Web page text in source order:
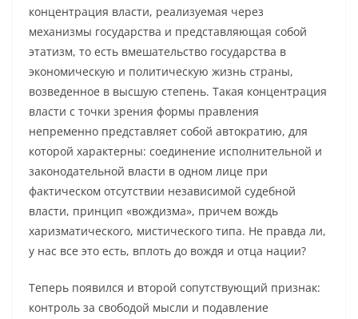
концентрация власти, реализуемая через
механизмы государства и представляющая собой
этатизм, то есть вмешательство государства в
экономическую и политическую жизнь страны,
возведенное в высшую степень. Такая концентрация
власти с точки зрения формы правления
непременно представляет собой автократию, для
которой характерны: соединение исполнительной и
законодательной власти в одном лице при
фактическом отсутствии независимой судебной
власти, принцип «вождизма», причем вождь
харизматическоro, мистического типа. Не правда ли,
у нас все это есть, вплоть до вождя и отца нации?
Теперь появился и второй сопутствующий признак:
контроль за свободой мысли и подавление